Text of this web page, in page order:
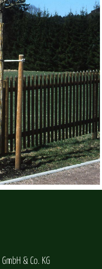
& Co. KG